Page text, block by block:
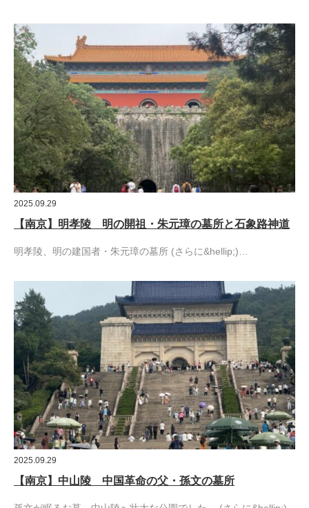
2025.09.29
【南京】明孝陵 明の開祖・朱元璋の墓所と石象路神道
明孝陵、明の建国者・朱元璋の墓所 (さらに&hellip;)…
2025.09.29
【南京】中山陵 中国革命の父・孫文の墓所